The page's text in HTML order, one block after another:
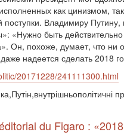
как цинизмом,
Владимиру Путину,
«Нужно быть
Он, похоже, думает, что ни
надеется сделать 2018
20171228/241111300.html
du Figaro :